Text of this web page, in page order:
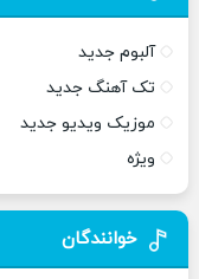
آلبوم جدید
تک آهنگ جدید
موزیک ویدیو جدید
ویژه
خوانندگان